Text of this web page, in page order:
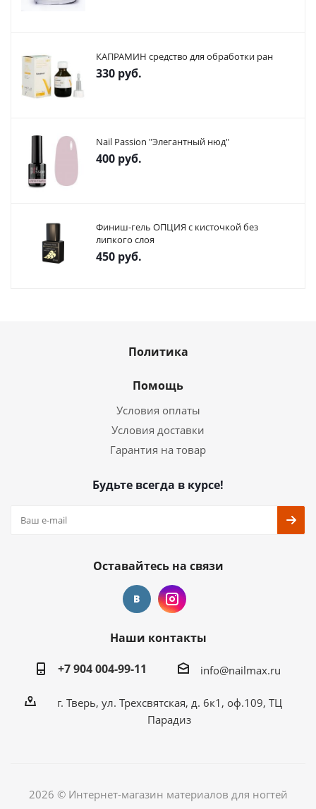
КАПРАМИН средство для обработки ран
330 руб.
Nail Passion "Элегантный нюд"
400 руб.
Финиш-гель ОПЦИЯ с кисточкой без
липкого слоя
450 руб.
Политика
Помощь
Условия оплаты
Условия доставки
Гарантия на товар
Будьте всегда в курсе!
Оставайтесь на связи
Наши контакты
+7 904 004-99-11
info@nailmax.ru
г. Тверь, ул. Трехсвятская, д. 6к1, оф.109, ТЦ
Парадиз
2026 © Интернет-магазин материалов для ногтей